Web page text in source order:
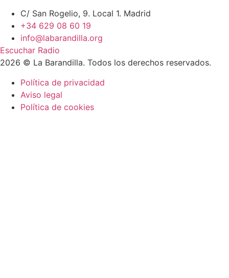
C/ San Rogelio, 9. Local 1. Madrid
+34 629 08 60 19
info@labarandilla.org
Escuchar Radio
2026 © La Barandilla. Todos los derechos reservados.
Política de privacidad
Aviso legal
Política de cookies